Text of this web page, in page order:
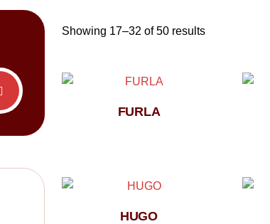
Showing 17–32 of 50 results
FURLA
HUGO